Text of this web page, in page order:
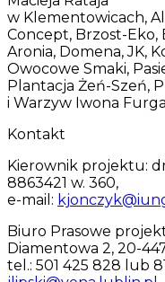
w Klementowicach,
Concept, Brzost-Eko,
Aronia, Domena, JK,
Owocowe Smaki,
Plantacja Żeń-Szeń,
i Warzyw Iwona
Kontakt
Kierownik projektu:
8863421 w. 360,
e-mail:
Biuro Prasowe
Diamentowa 2, 20-
tel.: 501 425 828 lub